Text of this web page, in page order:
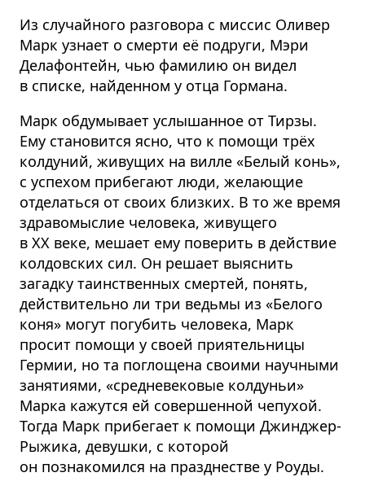
Из случайного разговора с миссис Оливер
Марк узнает о смерти её подруги, Мэри
Делафонтейн, чью фамилию он видел
в списке, найденном у отца Гормана.
Марк обдумывает услышанное от Тирзы.
Ему становится ясно, что к помощи трёх
колдуний, живущих на вилле «Белый конь»,
с успехом прибегают люди, желающие
отделаться от своих близких. В то же время
здравомыслие человека, живущего
в XX веке, мешает ему поверить в действие
колдовских сил. Он решает выяснить
загадку таинственных смертей, понять,
действительно ли три ведьмы из «Белого
коня» могут погубить человека, Марк
просит помощи у своей приятельницы
Гермии, но та поглощена своими научными
занятиями, «средневековые колдуньи»
Марка кажутся ей совершенной чепухой.
Тогда Марк прибегает к помощи Джинджер-
Рыжика, девушки, с которой
он познакомился на празднестве у Роуды.